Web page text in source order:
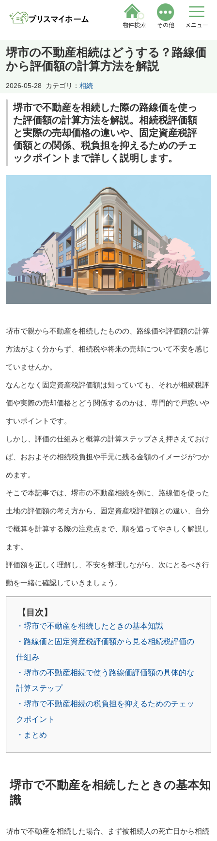
物件検索 その他 メニュー
堺市の不動産相続はどうする？路線価
から評価額の計算方法を解説
2026-05-28 カテゴリ： 相続
堺市で不動産を相続した際の路線価を使っ
た評価額の計算方法を解説。相続税評価額
と実際の売却価格の違いや、固定資産税評
価額との関係、税負担を抑えるためのチェ
ックポイントまで詳しく説明します。
堺市で親から不動産を相続したものの、路線価や評価額の計算
方法がよく分からず、相続税や将来の売却について不安を感じ
ていませんか。
なんとなく固定資産税評価額は知っていても、それが相続税評
価や実際の売却価格とどう関係するのかは、専門的で戸惑いや
すいポイントです。
しかし、評価の仕組みと概算の計算ステップさえ押さえておけ
ば、おおよその相続税負担や手元に残る金額のイメージがつか
めます。
そこで本記事では、堺市の不動産相続を例に、路線価を使った
土地の評価額の考え方から、固定資産税評価額との違い、自分
で概算を計算する際の注意点まで、順を追ってやさしく解説し
ます。
評価額を正しく理解し、不安を整理しながら、次にとるべき行
動を一緒に確認していきましょう。
【目次】
・堺市で不動産を相続したときの基本知識
・路線価と固定資産税評価額から見る相続税評価の
仕組み
・堺市の不動産相続で使う路線価評価額の具体的な
計算ステップ
・堺市で不動産相続の税負担を抑えるためのチェッ
クポイント
・まとめ
堺市で不動産を相続したときの基本知
識
堺市で不動産を相続した場合、まず被相続人の死亡日から相続